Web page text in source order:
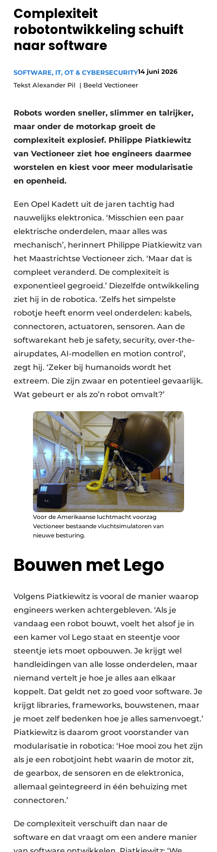
Privacy / Cookie statement
Vacature aanmelden
Vacatures
Complexiteit
robotontwikkeling schuift
naar software
SOFTWARE, IT, OT & CYBERSECURITY14 juni 2026
Tekst Alexander Pil | Beeld Vectioneer
Robots worden sneller, slimmer en talrijker,
maar onder de motorkap groeit de
complexiteit explosief. Philippe Piatkiewitz
van Vectioneer ziet hoe engineers daarmee
worstelen en kiest voor meer modularisatie
en openheid.
Een Opel Kadett uit de jaren tachtig had
nauwelijks elektronica. ‘Misschien een paar
elektrische onderdelen, maar alles was
mechanisch’, herinnert Philippe Piatkiewitz van
het Maastrichtse Vectioneer zich. ‘Maar dat is
compleet veranderd. De complexiteit is
exponentieel gegroeid.’ Diezelfde ontwikkeling
ziet hij in de robotica. ‘Zelfs het simpelste
robotje heeft enorm veel onderdelen: kabels,
connectoren, actuatoren, sensoren. Aan de
softwarekant heb je safety, security, over-the-
airupdates, AI-modellen en motion control’,
zegt hij. ‘Zeker bij humanoids wordt het
extreem. Die zijn zwaar en potentieel gevaarlijk.
Wat gebeurt er als zo’n robot omvalt?’
Voor de Amerikaanse luchtmacht voorzag
Vectioneer bestaande vluchtsimulatoren van
nieuwe besturing.
Bouwen met Lego
Volgens Piatkiewitz is vooral de manier waarop
engineers werken achtergebleven. ‘Als je
vandaag een robot bouwt, voelt het alsof je in
een kamer vol Lego staat en steentje voor
steentje iets moet opbouwen. Je krijgt wel
handleidingen van alle losse onderdelen, maar
niemand vertelt je hoe je alles aan elkaar
koppelt. Dat geldt net zo goed voor software. Je
krijgt libraries, frameworks, bouwstenen, maar
je moet zelf bedenken hoe je alles samenvoegt.’
Piatkiewitz is daarom groot voorstander van
modularisatie in robotica: ‘Hoe mooi zou het zijn
als je een robotjoint hebt waarin de motor zit,
de gearbox, de sensoren en de elektronica,
allemaal geïntegreerd in één behuizing met
connectoren.’
De complexiteit verschuift dan naar de
software en dat vraagt om een andere manier